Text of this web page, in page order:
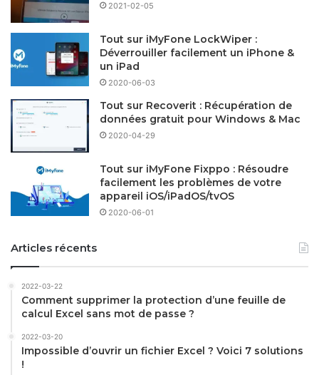
2021-02-05
Tout sur iMyFone LockWiper :
Déverrouiller facilement un iPhone &
un iPad
2020-06-03
Tout sur Recoverit : Récupération de
données gratuit pour Windows & Mac
2020-04-29
Tout sur iMyFone Fixppo : Résoudre
facilement les problèmes de votre
appareil iOS/iPadOS/tvOS
2020-06-01
Articles récents
2022-03-22
Comment supprimer la protection d’une feuille de
calcul Excel sans mot de passe ?
2022-03-20
Impossible d’ouvrir un fichier Excel ? Voici 7 solutions
!